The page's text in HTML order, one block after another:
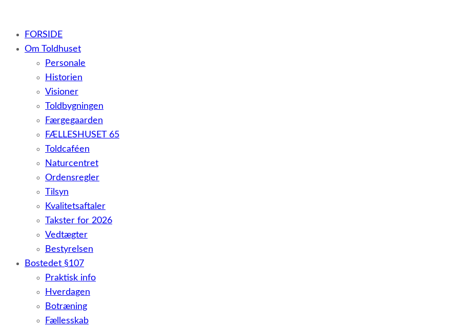
– et botilbud til voksne udviklingshæmmede og sent udviklede personer samt voksne med psykiske lidelser
FORSIDE
Om Toldhuset
Personale
Historien
Visioner
Toldbygningen
Færgegaarden
FÆLLESHUSET 65
Toldcaféen
Naturcentret
Ordensregler
Tilsyn
Kvalitetsaftaler
Takster for 2026
Vedtægter
Bestyrelsen
Bostedet §107
Praktisk info
Hverdagen
Botræning
Fællesskab